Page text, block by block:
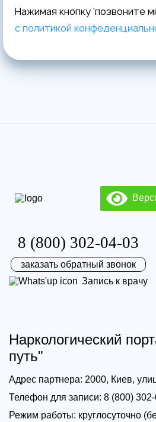
Нажимая кнопку 'позвоните
с политикой
8 (800) 302-04-03
заказать обратный звонок
Запись к врачу
Наркологический
путь"
Адрес партнера: 2000, Киев,
Телефон для записи: 8 (800)
Режим работы: круглосуточно